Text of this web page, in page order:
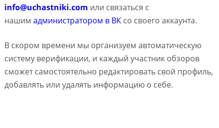
info@uchastniki.com или связаться с
нашим администратором в ВКсо своего аккаунта.
В скором времени мы организуем автоматическую
систему верификации, и каждый участник обзоров
сможет самостоятельно редактировать свой профиль,
добавлять или удалять информацию о себе.